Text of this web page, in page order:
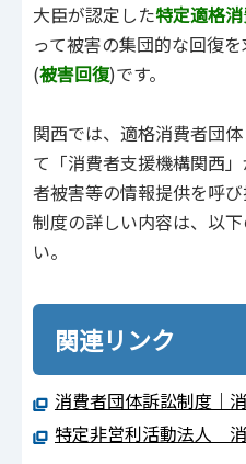
大臣が認定した特定適格
って被害の集団的な回復
(被害回復)です。
関西では、適格消費者団
て「消費者支援機構関西
者被害等の情報提供を呼び
制度の詳しい内容は、以
い。
関連リンク
消費者団体訴訟制度｜
特定非営利活動法人